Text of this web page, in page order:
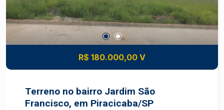
R$ 180.000,00 V
Terreno no bairro Jardim São
Francisco, em Piracicaba/SP